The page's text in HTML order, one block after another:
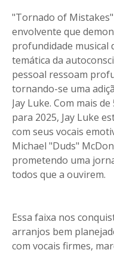
"Tornado of
envolvente que
profundidade musical
temática da
pessoal ressoam
tornando-se uma
Jay Luke. Com mais
para 2025, Jay Luke
com seus vocais
Michael "Duds"
prometendo uma
todos que a ouvirem.
Essa faixa nos
arranjos bem
com vocais firmes,